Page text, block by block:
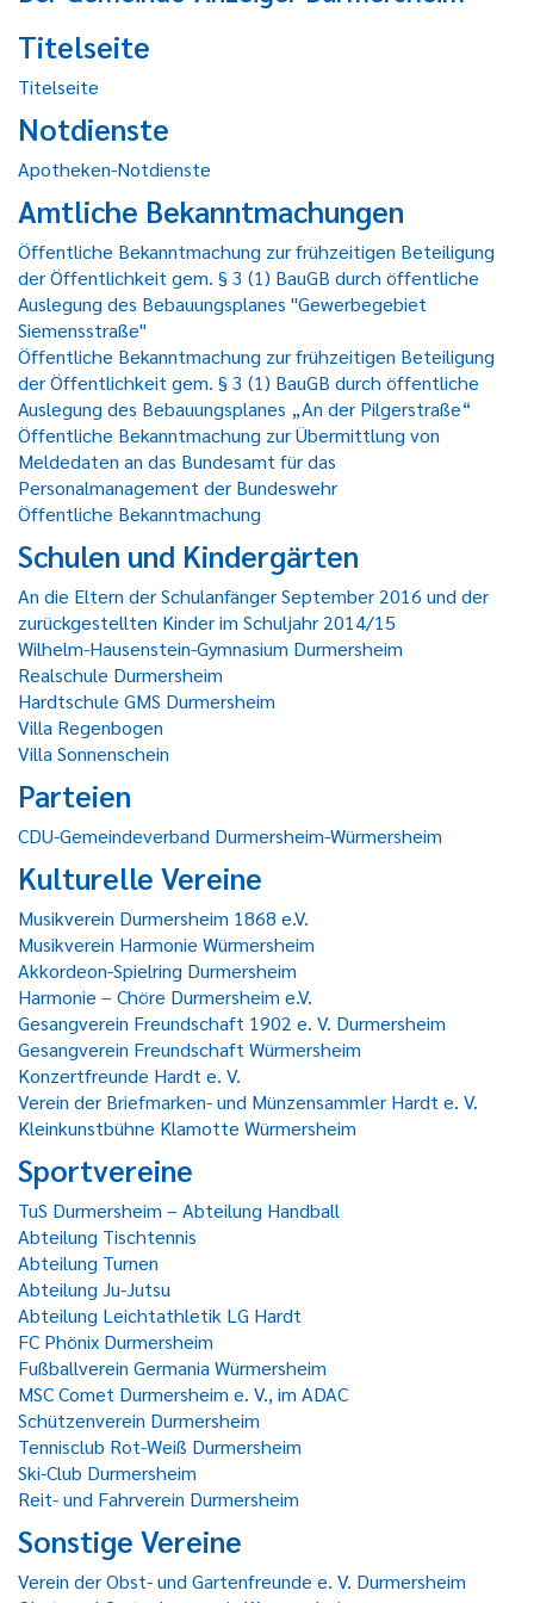
Titelseite
Titelseite
Notdienste
Apotheken-Notdienste
Amtliche Bekanntmachungen
Öffentliche Bekanntmachung zur frühzeitigen Beteiligung
der Öffentlichkeit gem. § 3 (1) BauGB durch öffentliche
Auslegung des Bebauungsplanes "Gewerbegebiet
Siemensstraße"
Öffentliche Bekanntmachung zur frühzeitigen Beteiligung
der Öffentlichkeit gem. § 3 (1) BauGB durch öffentliche
Auslegung des Bebauungsplanes „An der Pilgerstraße“
Öffentliche Bekanntmachung zur Übermittlung von
Meldedaten an das Bundesamt für das
Personalmanagement der Bundeswehr
Öffentliche Bekanntmachung
Schulen und Kindergärten
An die Eltern der Schulanfänger September 2016 und der
zurückgestellten Kinder im Schuljahr 2014/15
Wilhelm-Hausenstein-Gymnasium Durmersheim
Realschule Durmersheim
Hardtschule GMS Durmersheim
Villa Regenbogen
Villa Sonnenschein
Parteien
CDU-Gemeindeverband Durmersheim-Würmersheim
Kulturelle Vereine
Musikverein Durmersheim 1868 e.V.
Musikverein Harmonie Würmersheim
Akkordeon-Spielring Durmersheim
Harmonie – Chöre Durmersheim e.V.
Gesangverein Freundschaft 1902 e. V. Durmersheim
Gesangverein Freundschaft Würmersheim
Konzertfreunde Hardt e. V.
Verein der Briefmarken- und Münzensammler Hardt e. V.
Kleinkunstbühne Klamotte Würmersheim
Sportvereine
TuS Durmersheim – Abteilung Handball
Abteilung Tischtennis
Abteilung Turnen
Abteilung Ju-Jutsu
Abteilung Leichtathletik LG Hardt
FC Phönix Durmersheim
Fußballverein Germania Würmersheim
MSC Comet Durmersheim e. V., im ADAC
Schützenverein Durmersheim
Tennisclub Rot-Weiß Durmersheim
Ski-Club Durmersheim
Reit- und Fahrverein Durmersheim
Sonstige Vereine
Verein der Obst- und Gartenfreunde e. V. Durmersheim